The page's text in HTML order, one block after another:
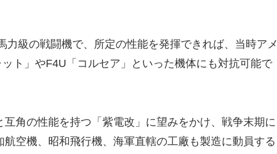
力級の戦闘機で、所定の性能を発揮できれば、当時アメ
ト」やF4U「コルセア」といった機体にも対抗可能で
角の性能を持つ「紫電改」に望みをかけ、戦争末期に
空機、昭和飛行機、海軍直轄の工廠も製造に動員する